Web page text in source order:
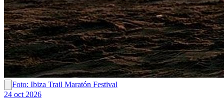
Foto: Ibiza Trail Maratón Festival
24 oct 2026